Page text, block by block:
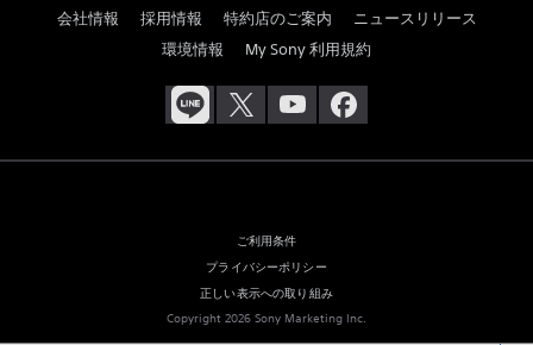
会社情報 採用情報 特約店のご案内
ニュースリリース
環境情報
My Sony 利用規約
ご利用条件
プライバシーポリシー
正しい表示への取り組み
Copyright 2026 Sony Marketing Inc.